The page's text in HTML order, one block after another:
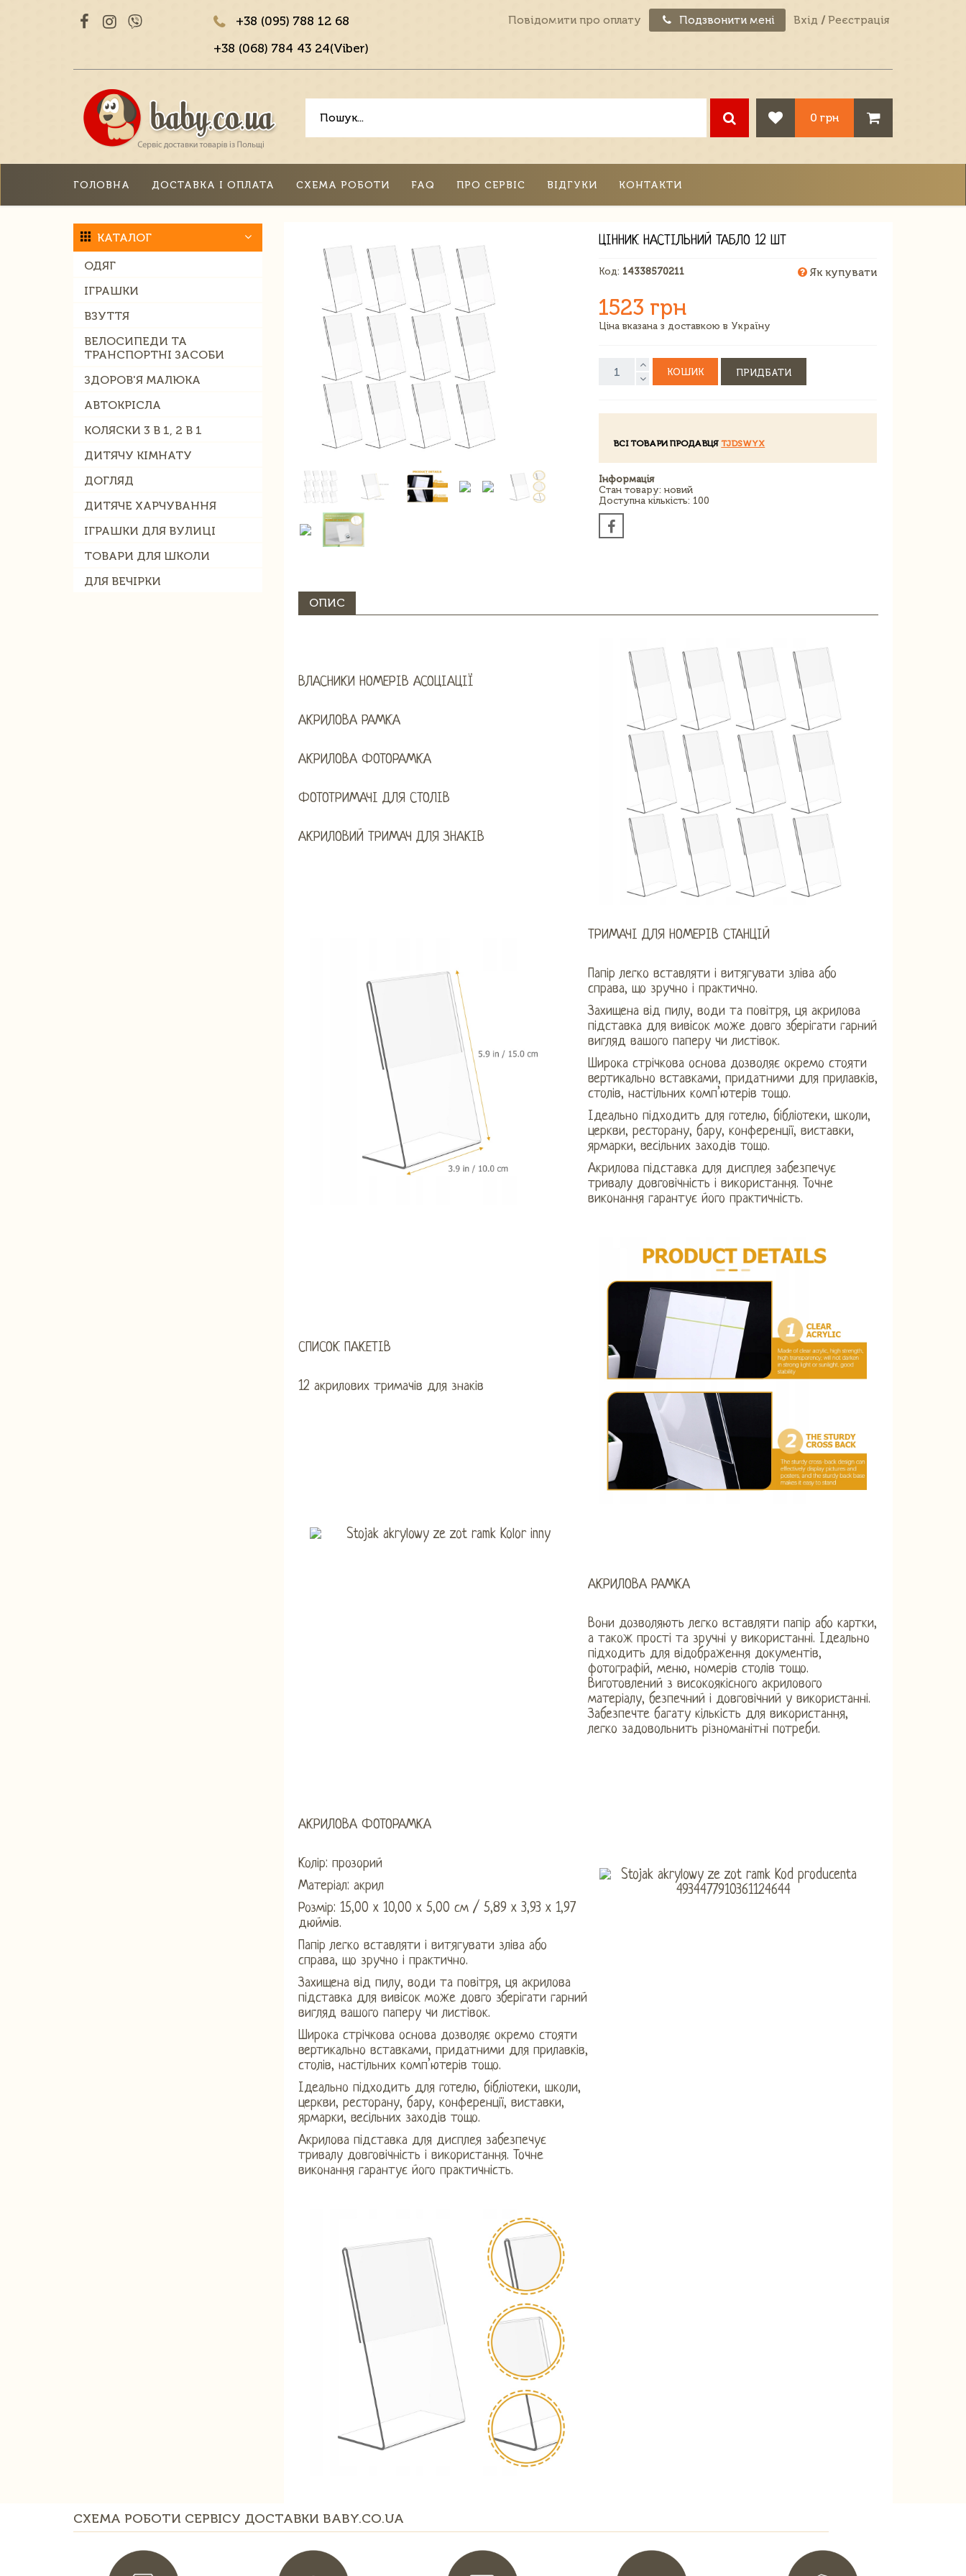
+38 (095) 788 12 68
+38 (068) 784 43 24(Viber)
Повідомити про оплату Подзвонити мені Вхід / Реєстрація
0 грн
ГОЛОВНА ДОСТАВКА І ОПЛАТА СХЕМА РОБОТИ FAQ ПРО СЕРВІС ВІДГУКИ КОНТАКТИ
КАТАЛОГ
ОДЯГ
ІГРАШКИ
ВЗУТТЯ
ВЕЛОСИПЕДИ ТА
ТРАНСПОРТНІ ЗАСОБИ
ЗДОРОВ'Я МАЛЮКА
АВТОКРІСЛА
КОЛЯСКИ 3 В 1, 2 В 1
ДИТЯЧУ КІМНАТУ
ДОГЛЯД
ДИТЯЧЕ ХАРЧУВАННЯ
ІГРАШКИ ДЛЯ ВУЛИЦІ
ТОВАРИ ДЛЯ ШКОЛИ
ДЛЯ ВЕЧІРКИ
ЦІННИК НАСТІЛЬНИЙ ТАБЛО 12 ШТ
Код: 14338570211 Як купувати
1523 грн
Ціна вказана з доставкою в Україну
КОШИК ПРИДБАТИ
ВСІ ТОВАРИ ПРОДАВЦЯTJDSWYX
Інформація
Стан товару: новий
Доступна кількість: 100
ОПИС
ВЛАСНИКИ НОМЕРІВ АСОЦІАЦІЇ
АКРИЛОВА РАМКА
АКРИЛОВА ФОТОРАМКА
ФОТОТРИМАЧІ ДЛЯ СТОЛІВ
АКРИЛОВИЙ ТРИМАЧ ДЛЯ ЗНАКІВ
ТРИМАЧІ ДЛЯ НОМЕРІВ СТАНЦІЙ
Папір легко вставляти і витягувати зліва або
справа, що зручно і практично.
Захищена від пилу, води та повітря, ця акрилова
підставка для вивісок може довго зберігати гарний
вигляд вашого паперу чи листівок.
Широка стрічкова основа дозволяє окремо стояти
вертикально вставками, придатними для прилавків,
столів, настільних комп’ютерів тощо.
Ідеально підходить для готелю, бібліотеки, школи,
церкви, ресторану, бару, конференції, виставки,
ярмарки, весільних заходів тощо.
Акрилова підставка для дисплея забезпечує
тривалу довговічність і використання. Точне
виконання гарантує його практичність.
СПИСОК ПАКЕТІВ
12 акрилових тримачів для знаків
АКРИЛОВА РАМКА
Вони дозволяють легко вставляти папір або картки,
а також прості та зручні у використанні. Ідеально
підходить для відображення документів,
фотографій, меню, номерів столів тощо.
Виготовлений з високоякісного акрилового
матеріалу, безпечний і довговічний у використанні.
Забезпечте багату кількість для використання,
легко задовольнить різноманітні потреби.
АКРИЛОВА ФОТОРАМКА
Колір: прозорий
Матеріал: акрил
Розмір: 15,00 x 10,00 x 5,00 см / 5,89 x 3,93 x 1,97
дюймів.
Папір легко вставляти і витягувати зліва або
справа, що зручно і практично.
Захищена від пилу, води та повітря, ця акрилова
підставка для вивісок може довго зберігати гарний
вигляд вашого паперу чи листівок.
Широка стрічкова основа дозволяє окремо стояти
вертикально вставками, придатними для прилавків,
столів, настільних комп’ютерів тощо.
Ідеально підходить для готелю, бібліотеки, школи,
церкви, ресторану, бару, конференції, виставки,
ярмарки, весільних заходів тощо.
Акрилова підставка для дисплея забезпечує
тривалу довговічність і використання. Точне
виконання гарантує його практичність.
СХЕМА РОБОТИ СЕРВІСУ ДОСТАВКИ BABY.CO.UA